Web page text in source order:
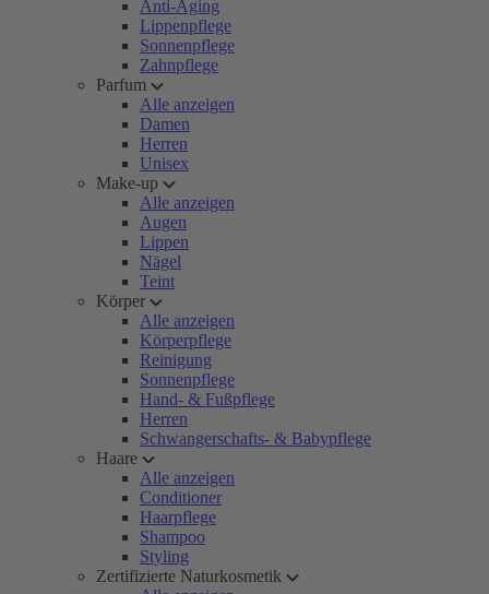
Anti-Aging
Lippenpflege
Sonnenpflege
Zahnpflege
Parfum
Alle anzeigen
Damen
Herren
Unisex
Make-up
Alle anzeigen
Augen
Lippen
Nägel
Teint
Körper
Alle anzeigen
Körperpflege
Reinigung
Sonnenpflege
Hand- & Fußpflege
Herren
Schwangerschafts- & Babypflege
Haare
Alle anzeigen
Conditioner
Haarpflege
Shampoo
Styling
Zertifizierte Naturkosmetik